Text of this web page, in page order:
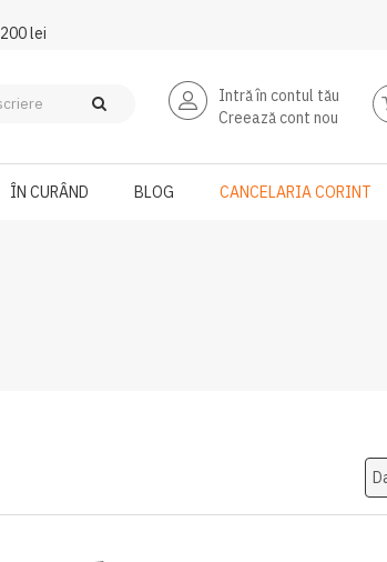
lei
Intră în contul tău
Creează cont nou
ÎN CURÂND BLOG CANCELARIA CORINT